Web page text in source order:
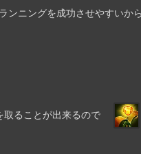
ンニングを成功させやすい
取ることが出来るので